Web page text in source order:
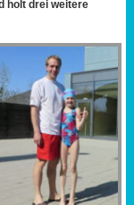
holt drei weitere